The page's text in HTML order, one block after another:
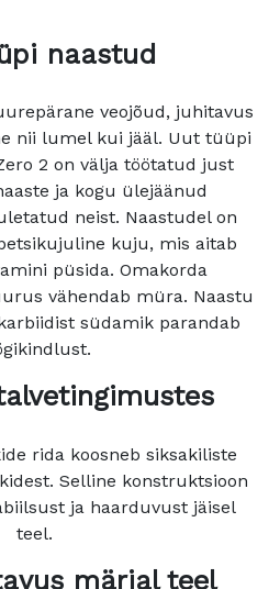
naastud
veojõud, juhitavus
nii lumel kui jääl. Uut tüüpi
2 on välja töötatud just
ja kogu ülejäänud
neist. Naastudel on
kuju, mis aitab
püsida. Omakorda
vähendab müra. Naastu
südamik parandab
rida koosneb siksakiliste
Selline konstruktsioon
ja haarduvust jäisel
teel.
märjal teel